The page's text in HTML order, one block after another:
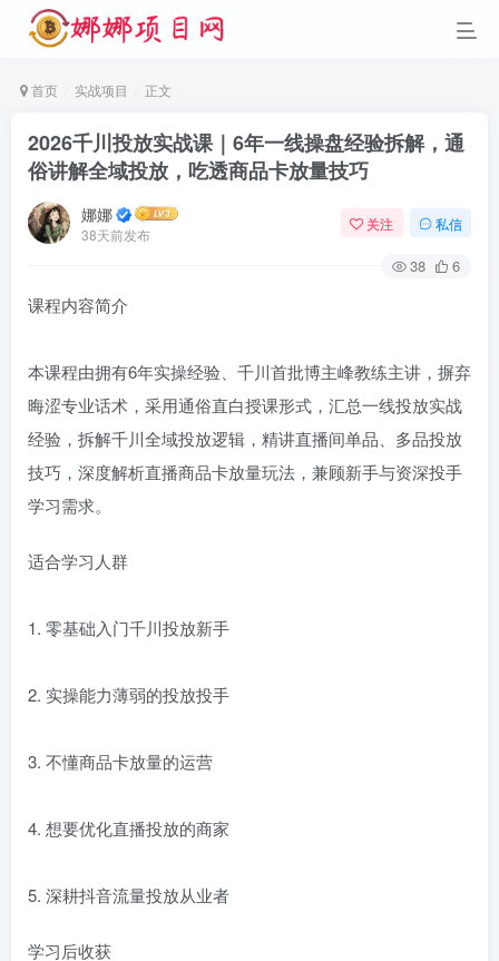
首页 实战项目 正文
2026千川投放实战课｜6年一线操盘经验拆解，通
俗讲解全域投放，吃透商品卡放量技巧
娜娜
38天前发布
关注 私信
38 6
课程内容简介
本课程由拥有6年实操经验、千川首批博主峰教练主讲，摒弃
晦涩专业话术，采用通俗直白授课形式，汇总一线投放实战
经验，拆解千川全域投放逻辑，精讲直播间单品、多品投放
技巧，深度解析直播商品卡放量玩法，兼顾新手与资深投手
学习需求。
适合学习人群
1. 零基础入门千川投放新手
2. 实操能力薄弱的投放投手
3. 不懂商品卡放量的运营
4. 想要优化直播投放的商家
5. 深耕抖音流量投放从业者
学习后收获